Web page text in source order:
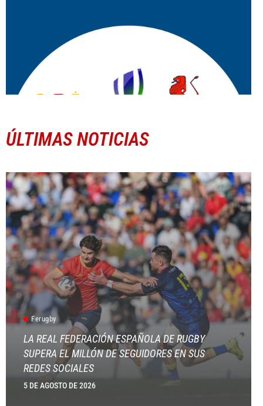
ÚLTIMAS NOTICIAS
Ferugby
LA REAL FEDERACIÓN ESPAÑOLA DE RUGBY
SUPERA EL MILLÓN DE SEGUIDORES EN SUS
REDES SOCIALES
5 DE AGOSTO DE 2026